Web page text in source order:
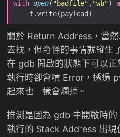
with open( "badfile" , "wb")
    f
.
關於 Return Address，當
去找，但奇怪的事情就發生
在 gdb 開啟的狀態下可以正
執行時卻會噴 Error，透過
起來也一樣會爛掉。
推測是因為 gdb 中開啟時
執行的 Stack Address 出現